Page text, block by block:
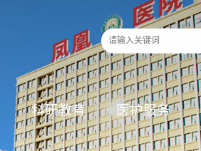
科研教育 医护服务